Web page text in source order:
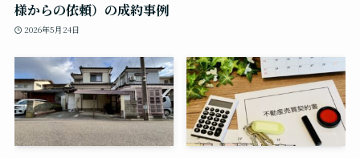
様からの依頼）の成約事例
2026年5月24日